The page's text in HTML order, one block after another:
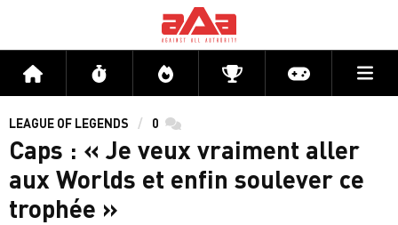
Accueil Flux Directs CompétitionsActu jeux
LEAGUE OF LEGENDS 0 commentaires
Caps : « Je veux vraiment aller
aux Worlds et enfin soulever ce
trophée »